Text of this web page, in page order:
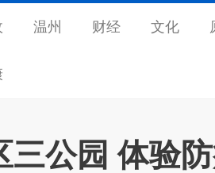
温州 财经 文化
三公园 体验